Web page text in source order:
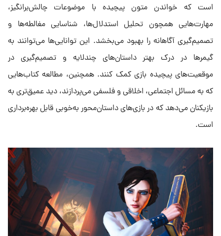
است که خواندن متون پیچیده با موضوعات چالش‌برانگیز،
مهارت‌هایی همچون تحلیل استدلال‌ها، شناسایی مغالطه‌ها و
تصمیم‌گیری آگاهانه را بهبود می‌بخشد. این توانایی‌ها می‌توانند به
گیمرها در درک بهتر داستان‌های چندلایه و تصمیم‌گیری در
موقعیت‌های پیچیده بازی کمک کنند. همچنین، مطالعه کتاب‌هایی
که به مسائل اجتماعی، اخلاقی و فلسفی می‌پردازند، دید عمیق‌تری به
بازیکنان می‌دهد که در بازی‌های داستان‌محور به‌خوبی قابل بهره‌برداری
است.